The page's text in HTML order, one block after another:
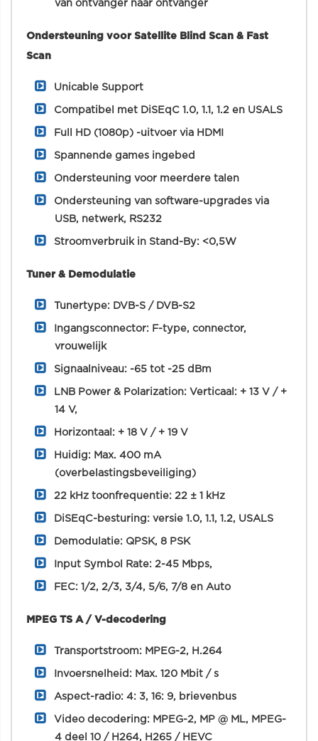
van ontvanger naar ontvanger
Ondersteuning voor Satellite Blind Scan & Fast
Scan
Unicable Support
Compatibel met DiSEqC 1.0, 1.1, 1.2 en USALS
Full HD (1080p) -uitvoer via HDMI
Spannende games ingebed
Ondersteuning voor meerdere talen
Ondersteuning van software-upgrades via
USB, netwerk, RS232
Stroomverbruik in Stand-By: <0,5W
Tuner & Demodulatie
Tunertype: DVB-S / DVB-S2
Ingangsconnector: F-type, connector,
vrouwelijk
Signaalniveau: -65 tot -25 dBm
LNB Power & Polarization: Verticaal: + 13 V / +
14 V,
Horizontaal: + 18 V / + 19 V
Huidig: Max. 400 mA
(overbelastingsbeveiliging)
22 kHz toonfrequentie: 22 ± 1 kHz
DiSEqC-besturing: versie 1.0, 1.1, 1.2, USALS
Demodulatie: QPSK, 8 PSK
Input Symbol Rate: 2-45 Mbps,
FEC: 1/2, 2/3, 3/4, 5/6, 7/8 en Auto
MPEG TS A / V-decodering
Transportstroom: MPEG-2, H.264
Invoersnelheid: Max. 120 Mbit / s
Aspect-radio: 4: 3, 16: 9, brievenbus
Video decodering: MPEG-2, MP @ ML, MPEG-
4 deel 10 / H264, H265 / HEVC